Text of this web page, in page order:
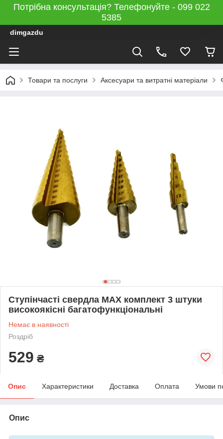
Потрібна консультація? Телефонуйте - 099 022
5385
dimgazdu
Товари та послуги Аксесуари та витратні матеріали
Ступінчасті свердла MAX комплект 3 штуки
високоякісні багатофункціональні
Немає в наявності
Роздріб
529 ₴
Опис Характеристики Доставка Оплата Умови
Опис